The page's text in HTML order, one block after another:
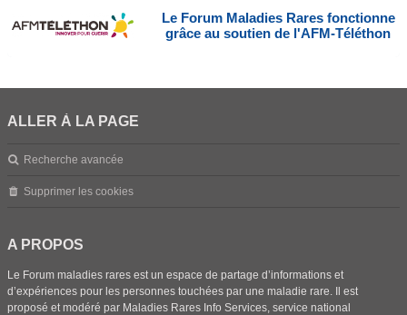
Le Forum Maladies Rares fonctionne
grâce au soutien de l'AFM-Téléthon
ALLER À LA PAGE
Recherche avancée
Supprimer les cookies
A PROPOS
Le Forum maladies rares est un espace de partage d’informations et
d’expériences pour les personnes touchées par une maladie rare. Il est
proposé et modéré par Maladies Rares Info Services, service national